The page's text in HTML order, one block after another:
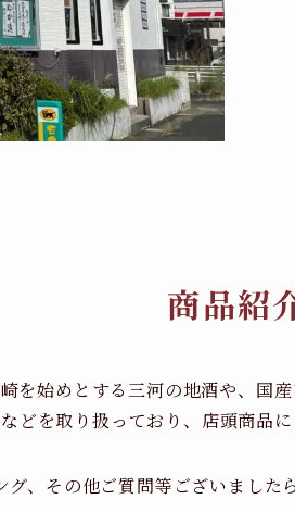
商品紹
を始めとする三河の地酒や、国産
どを取り扱っており、店頭商品
、その他ご質問等ございました